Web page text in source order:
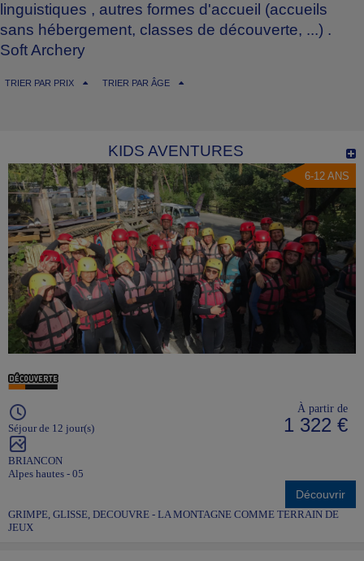
linguistiques , autres formes d'accueil (accueils
sans hébergement, classes de découverte, ...) .
Soft Archery
TRIER PAR PRIX TRIER PAR ÂGE
KIDS AVENTURES
6-12 ANS
Séjour de 12 jour(s)
BRIANCON
Alpes hautes - 05
À partir de
1 322 €
Découvrir
GRIMPE, GLISSE, DECOUVRE - LA MONTAGNE COMME TERRAIN DE
JEUX